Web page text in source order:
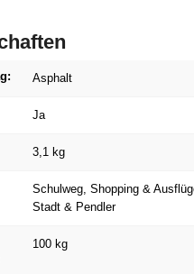
Asphalt
Ja
3,1 kg
Schulweg, Shopping &
Stadt & Pendler
100 kg